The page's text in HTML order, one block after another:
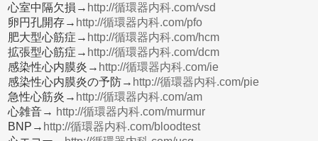
心室中隔欠損→ http://循環器内科.com/vsd
卵円孔開存→ http://循環器内科.com/pfo
肥大型心筋症→ http://循環器内科.com/hcm
拡張型心筋症→ http://循環器内科.com/dcm
感染性心内膜炎→ http://循環器内科.com/ie
感染性心内膜炎の予防→ http://循環器内科.com/pie
急性心筋炎→ http://循環器内科.com/am
心雑音→ http://循環器内科.com/murmur
BNP→ http://循環器内科.com/bloodtest